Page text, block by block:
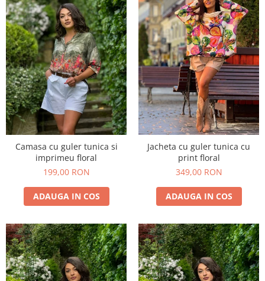
Camasa cu guler tunica si
imprimeu floral
199,00 RON
ADAUGA IN COS
Jacheta cu guler tunica cu
print floral
349,00 RON
ADAUGA IN COS